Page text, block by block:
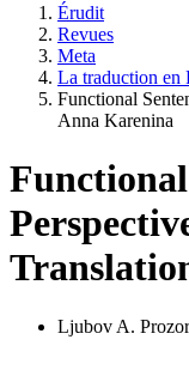
Érudit
Revues
Meta
La traduction en
Functional
Anna Karenina
Ljubov A.